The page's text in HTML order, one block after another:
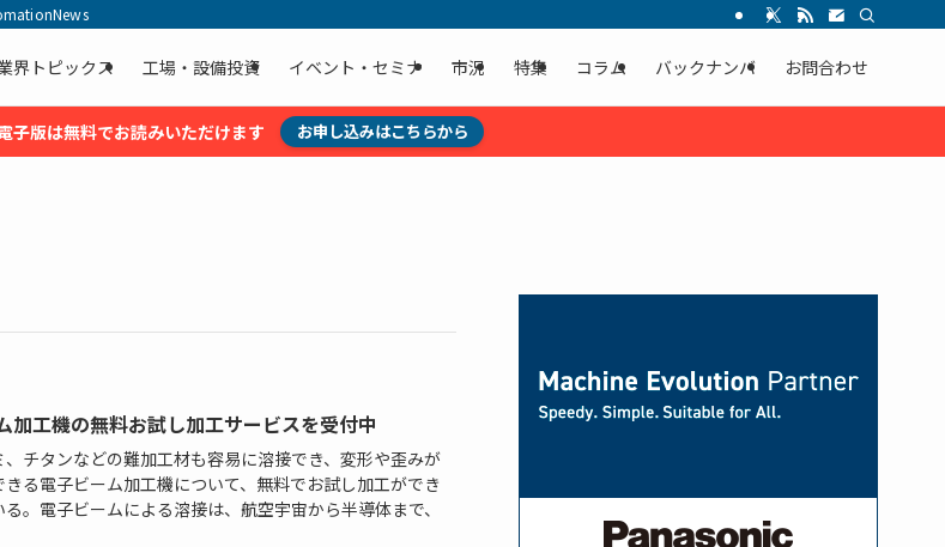
界トピックス 工場・設備投資 イベント・セミナ 市況 特集 コラム バックナンバ お問合わせ
子版は無料でお読みいただけます お申し込みはこちらから
加工機の無料お試し加工サービスを受付中
チタンなどの難加工材も容易に溶接でき、変形や歪みが
る電子ビーム加工機について、無料でお試し加工ができ
。電子ビームによる溶接は、航空宇宙から半導体まで、